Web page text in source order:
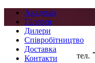
Академія
Галерея
Дилери
Cпівробітництво
Доставка
Контакти
тел.